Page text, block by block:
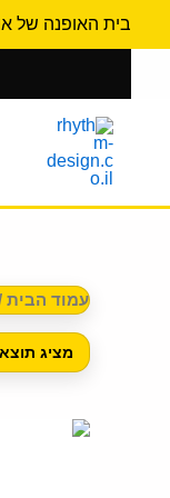
בית האופנה של
עמוד הבית
מציג